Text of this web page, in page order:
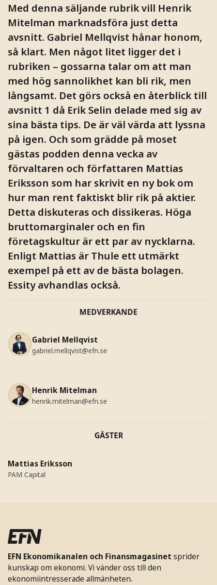
Med denna säljande rubrik vill Henrik
Mitelman marknadsföra just detta
avsnitt. Gabriel Mellqvist hånar honom,
så klart. Men något litet ligger det i
rubriken – gossarna talar om att man
med hög sannolikhet kan bli rik, men
långsamt. Det görs också en återblick till
avsnitt 1 då Erik Selin delade med sig av
sina bästa tips. De är väl värda att lyssna
på igen. Och som grädde på moset
gästas podden denna vecka av
förvaltaren och författaren Mattias
Eriksson som har skrivit en ny bok om
hur man rent faktiskt blir rik på aktier.
Detta diskuteras och dissikeras. Höga
bruttomarginaler och en fin
företagskultur är ett par av nycklarna.
Enligt Mattias är Thule ett utmärkt
exempel på ett av de bästa bolagen.
Essity avhandlas också.
MEDVERKANDE
Gabriel Mellqvist
gabriel.mellqvist@efn.se
Henrik Mitelman
henrik.mitelman@efn.se
GÄSTER
Mattias Eriksson
PAM Capital
EFN Ekonomikanalen och Finansmagasinet sprider
kunskap om ekonomi. Vi vänder oss till den
ekonomiintresserade allmänheten.